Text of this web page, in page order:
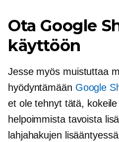
Ota Google
käyttöön
Jesse myös muistuttaa
hyödyntämään Google
et ole tehnyt tätä,
helpoimmista tavoista
lahjahakujen